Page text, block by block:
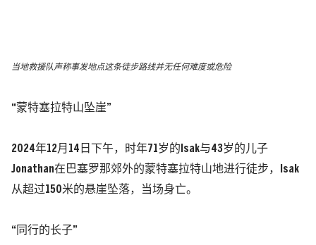
当地救援队声称事发地点这条徒步路线并无任何难度或危险
“蒙特塞拉特山坠崖”
2024年12月14日下午，时年71岁的Isak与43岁的儿子
Jonathan在巴塞罗那郊外的蒙特塞拉特山地进行徒步，Isak
从超过150米的悬崖坠落，当场身亡。
“同行的长子”